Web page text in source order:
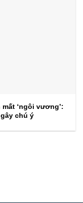
‘ngôi vương’:
chú ý